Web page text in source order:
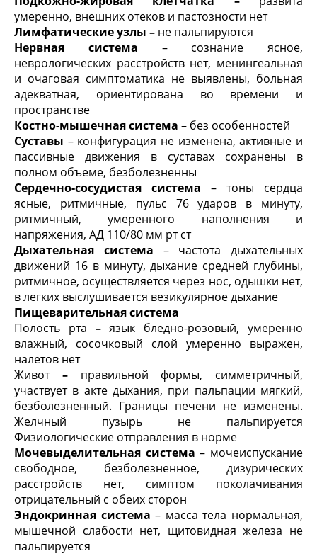
умеренно, внешних отеков и пастозности нет
Лимфатические узлы – не пальпируются
Нервная система – сознание ясное,
неврологических расстройств нет, менингеальная
и очаговая симптоматика не выявлены, больная
адекватная, ориентирована во времени и
пространстве
Костно-мышечная система – без особенностей
Суставы – конфигурация не изменена, активные и
пассивные движения в суставах сохранены в
полном объеме, безболезненны
Сердечно-сосудистая система – тоны сердца
ясные, ритмичные, пульс 76 ударов в минуту,
ритмичный, умеренного наполнения и
напряжения, АД 110/80 мм рт ст
Дыхательная система – частота дыхательных
движений 16 в минуту, дыхание средней глубины,
ритмичное, осуществляется через нос, одышки нет,
в легких выслушивается везикулярное дыхание
Пищеварительная система
Полость рта –язык бледно-розовый, умеренно
влажный, сосочковый слой умеренно вы­ражен,
налетов нет
Живот– правильной формы, симметричный,
участвует в акте дыхания, при пальпации мягкий,
безболезненный. Границы печени не изменены.
Желчный пузырь не пальпируется
Физиологические отправления в норме
Мочевыделительная система – мочеиспускание
свободное, безболезненное, дизурических
расстройств нет, симптом поколачивания
отрицательный с обеих сторон
Эндокринная система – масса тела нормальная,
мышечной слабости нет, щитовидная железа не
пальпируется